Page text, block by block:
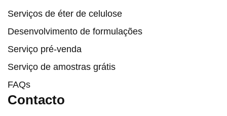
Serviços de éter de celulose
Desenvolvimento de formulações
Serviço pré-venda
Serviço de amostras grátis
FAQs
Contacto